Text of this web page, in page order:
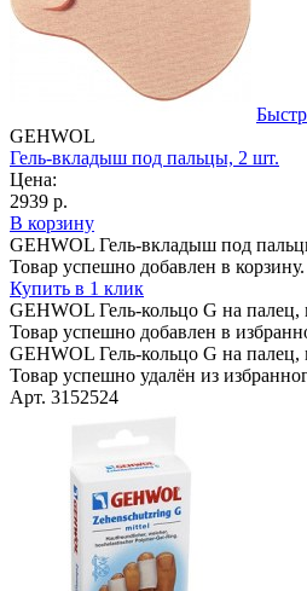
GEHWOL
Гель-вкладыш под пальцы, 2 шт.
Цена:
2939 р.
В корзину
GEHWOL Гель-вкладыш под
Товар успешно добавлен в корзину.
Купить в 1 клик
GEHWOL Гель-кольцо G на
Товар успешно добавлен в
GEHWOL Гель-кольцо G на
Товар успешно удалён из
Арт. 3152524